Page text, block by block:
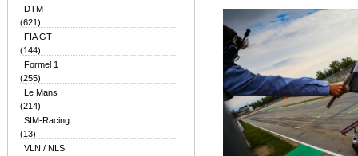
DTM
(621)
FIA GT
(144)
Formel 1
(255)
Le Mans
(214)
SIM-Racing
(13)
VLN / NLS